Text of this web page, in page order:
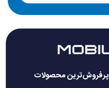
پرفروش‌ترین محصولات